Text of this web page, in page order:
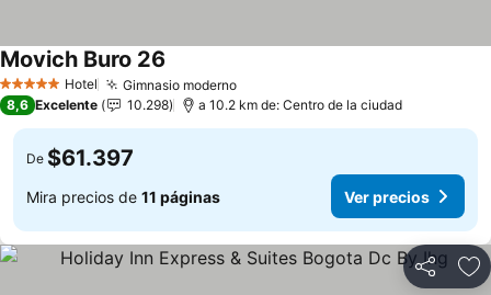
5 Estrellas Hotel Gimnasio modernoVer precios
Movich Buro 26
8,6 Excelente 10.298 a 10.2 km de: Centro de la ciudad
De $61.397
Mira precios de 11 páginas Ver precios
Compartir